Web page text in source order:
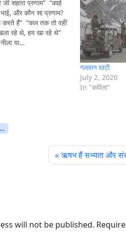
सहारा प्रणाम” “काहे
भाई, और कौन सा प्रणाम?
हैं” “कल तक तो वहीं
रहे थे, हम खा रहे थे”
या…
गलवान घाटी
July 2, 2020
In "कविता"
ऋषभ हैं सभ्यता और
will not be published.